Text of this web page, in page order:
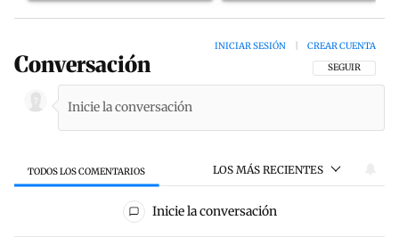
Conversación SIGA ESTA
SEGUIR
INICIAR SESIÓN CREAR CUENTA
TODOS LOS COMENTARIOS LOS MÁS RECIENTES
Todos los comentarios
Inicie la conversación